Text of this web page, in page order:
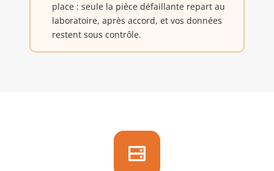
place : seule la pièce défaillante repart au
laboratoire, après accord, et vos données
restent sous contrôle.